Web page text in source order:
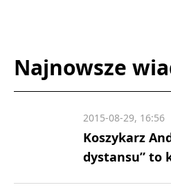
Najnowsze
Koszykarz
dystansu” to
2015-08-29, 16:56